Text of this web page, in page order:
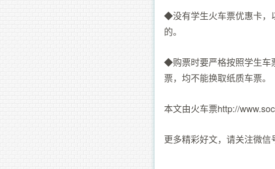
◆没有学生火车票优惠卡，
的。
◆购票时要严格按照学生车
票，均不能换取纸质车票。
本文由火车票http://
更多精彩好文，请关注微信